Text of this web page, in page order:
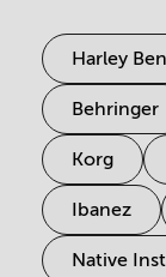
Harley
Behringer
Korg
Ibanez
Native